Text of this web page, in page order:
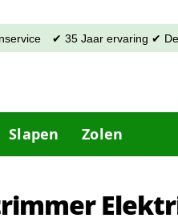
✔ 35 Jaar ervaring ✔
Slapen Zolen